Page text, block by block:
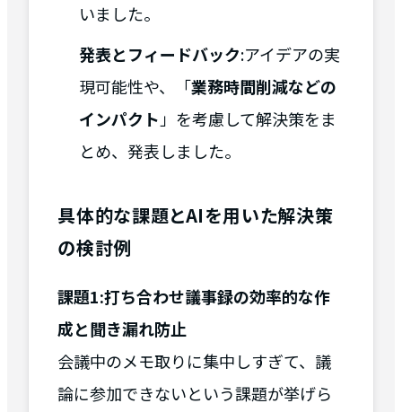
いました。
発表とフィードバック:アイデアの実
現可能性や、「業務時間削減などの
インパクト 」を考慮して解決策をま
とめ、発表しました。
具体的な課題とAIを用いた解決策
の検討例
課題1:打ち合わせ議事録の効率的な作
成と聞き漏れ防止
会議中のメモ取りに集中しすぎて、議
論に参加できないという課題が挙げら